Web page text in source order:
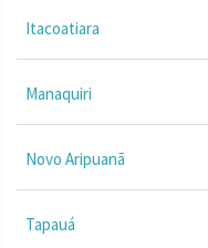
Itacoatiara
Manaquiri
Novo Aripuanã
Tapauá